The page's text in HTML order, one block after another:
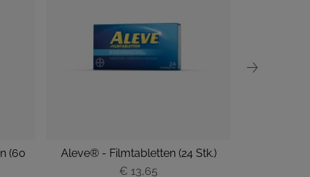
(60
Aleve® - Filmtabletten (24 Stk.)
€ 13,65